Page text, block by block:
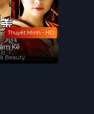
Thuyết Minh - HD
Kế
Beauty